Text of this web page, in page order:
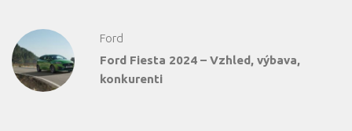
Ford
Ford Fiesta 2024 – Vzhled, výbava,
konkurenti